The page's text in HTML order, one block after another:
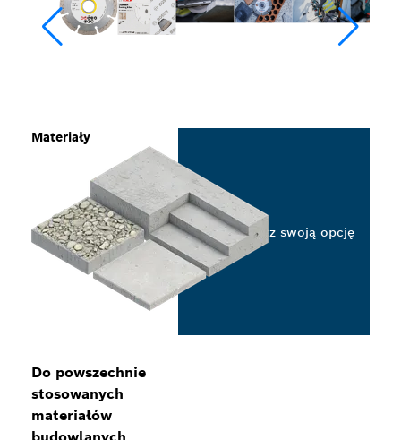
Do powszechnie
stosowanych
materiałów
Materiały
Wybierz swoją opcję